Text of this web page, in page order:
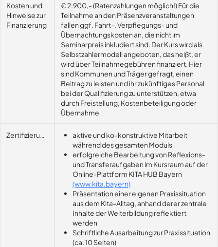
Kosten und
Hinweise zur
Finanzierung
€ 2.900,- (Ratenzahlungen möglich!) Für die
Teilnahme an den Präsenzveranstaltungen
fallen ggf. Fahrt-, Verpflegungs- und
Übernachtungskosten an, die nicht im
Seminarpreis inkludiert sind. Der Kurs wird als
Selbstzahlermodell angeboten, das heißt, er
wird über Teilnahmegebühren finanziert. Hier
sind Kommunen und Träger gefragt, einen
Beitrag zu leisten und ihr zukünftiges Personal
bei der Qualifizierung zu unterstützen, etwa
durch Freistellung, Kostenbeteiligung oder
Übernahme
Zertifizierungsvoraussetzungaktive und ko-konstruktive Mitarbeit
während des gesamten Moduls
erfolgreiche Bearbeitung von Reflexions-
und Transferaufgaben im Kursraum auf der
Online-Plattform KITA HUB Bayern
(www.kita.bayern)
Präsentation einer eigenen Praxissituation
aus dem Kita-Alltag, anhand derer zentrale
Inhalte der Weiterbildung reflektiert
werden
Schriftliche Ausarbeitung zur Praxissituation
(ca. 10 Seiten)